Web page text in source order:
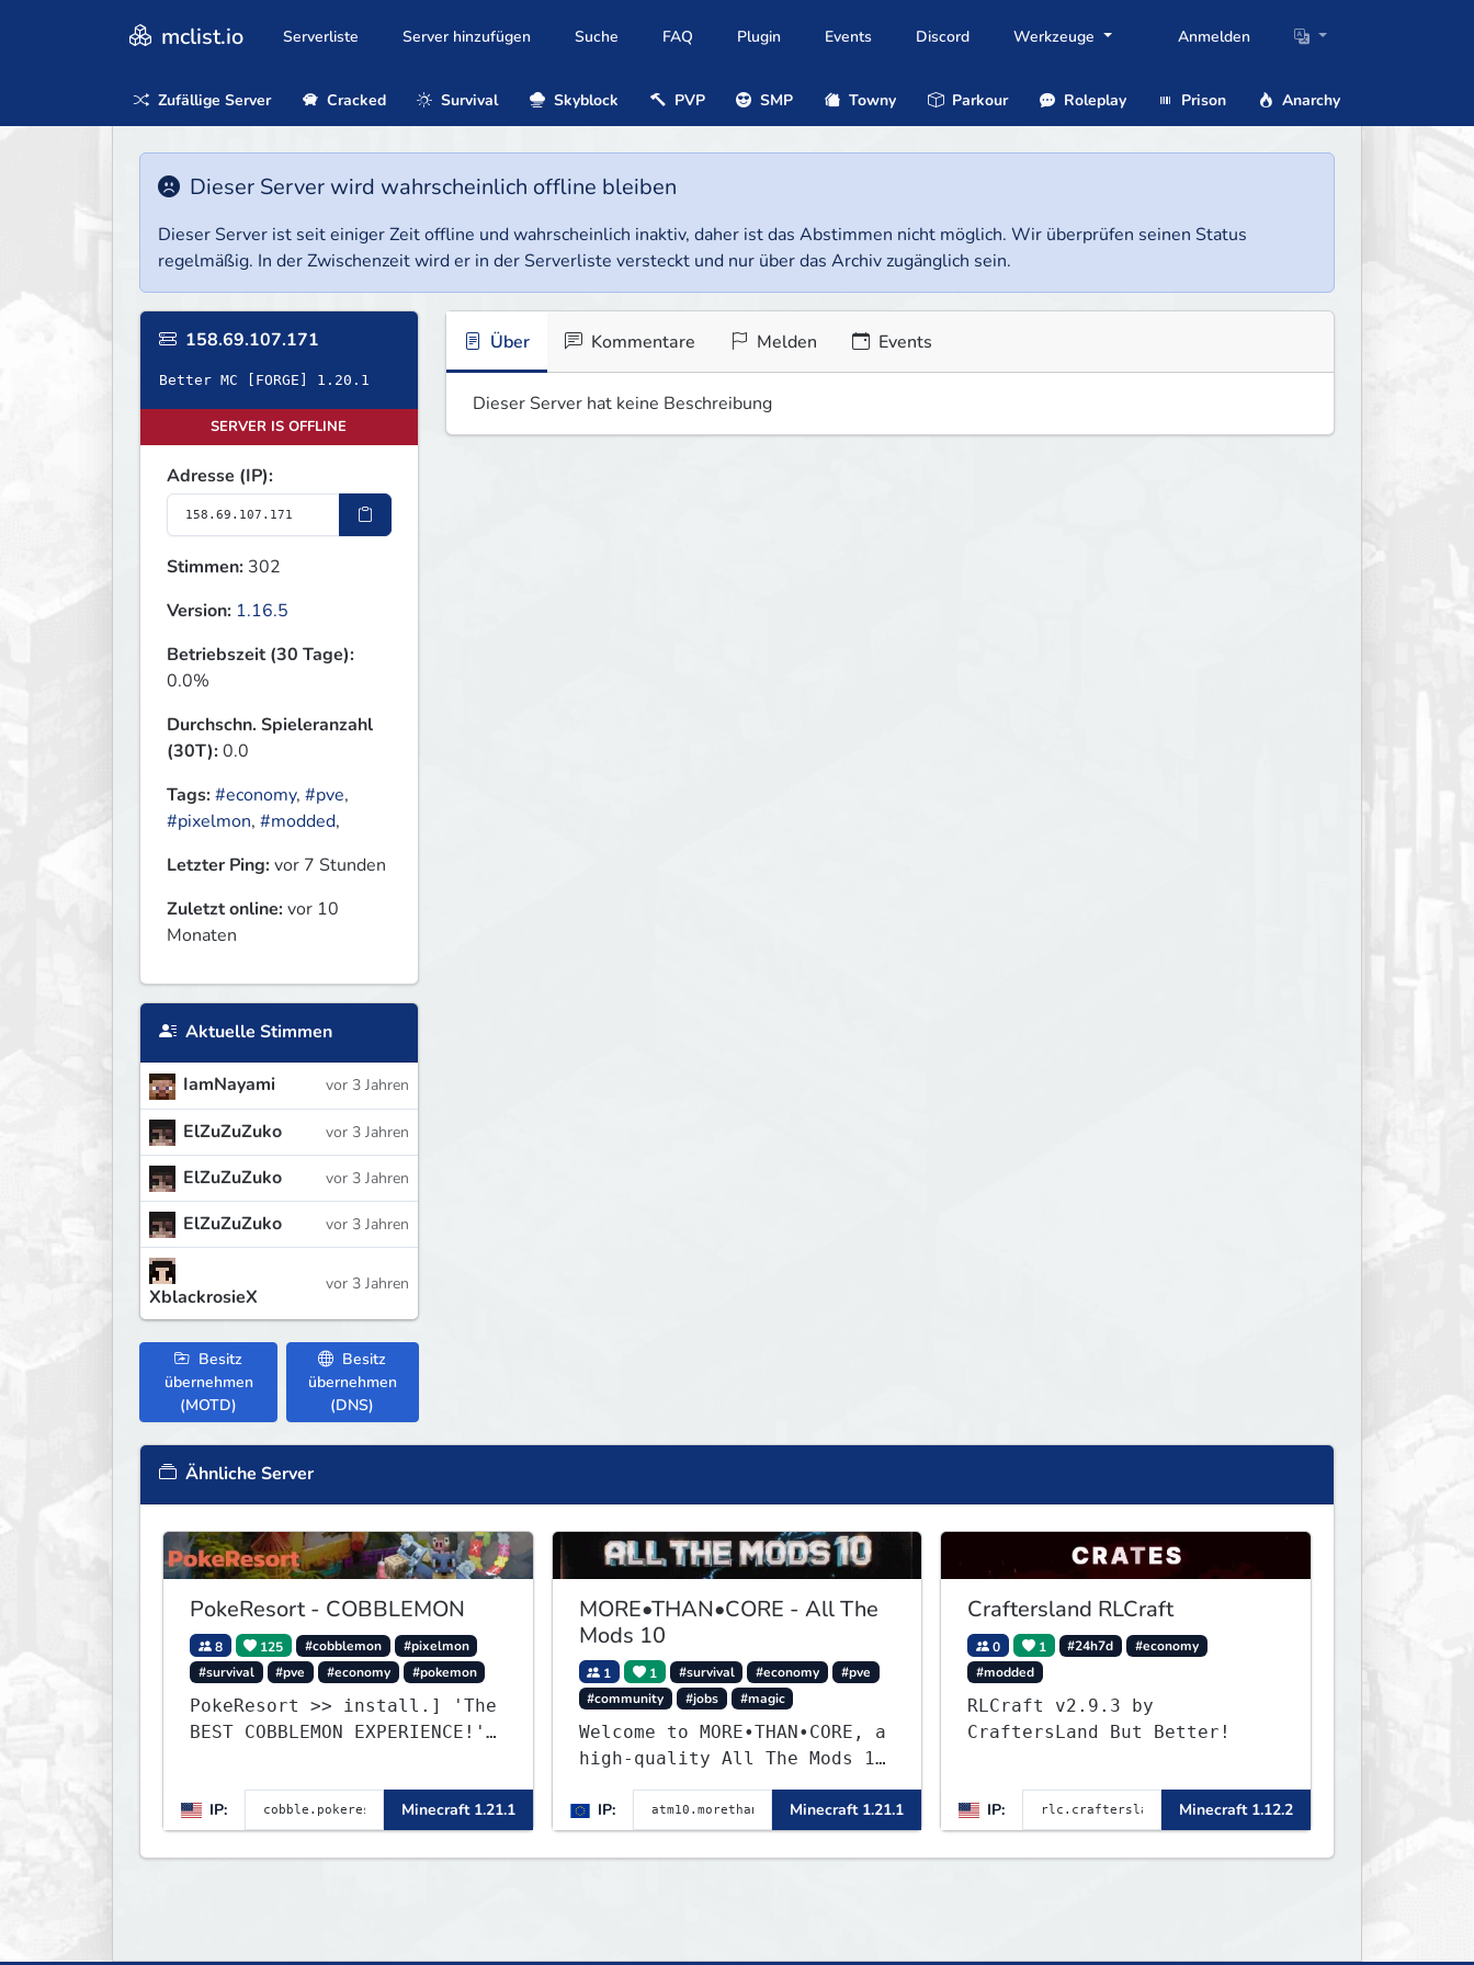
mclist.io Serverliste Server hinzufügen Suche FAQ Plugin Events Discord Werkzeuge Anmelden
Zufällige Server Cracked Survival Skyblock PVP SMP Towny Parkour Roleplay Prison Anarchy
Dieser Server wird wahrscheinlich offline bleiben
Dieser Server ist seit einiger Zeit offline und wahrscheinlich inaktiv, daher ist das Abstimmen nicht möglich. Wir überprüfen seinen Status
regelmäßig. In der Zwischenzeit wird er in der Serverliste versteckt und nur über das Archiv zugänglich sein.
158.69.107.171
Better MC [FORGE] 1.20.1
SERVER IS OFFLINE
Adresse (IP):
Stimmen: 302
Version: 1.16.5
Betriebszeit (30 Tage):
0.0%
Durchschn. Spieleranzahl
(30T):0.0
Tags:#economy, #pve,
#pixelmon, #modded,
Letzter Ping:vor 7 Stunden
Zuletzt online:vor 10
Monaten
Aktuelle Stimmen
IamNayami vor 3 Jahren
ElZuZuZuko vor 3 Jahren
ElZuZuZuko vor 3 Jahren
ElZuZuZuko vor 3 Jahren
XblackrosieX
vor 3 Jahren
Besitz
übernehmen
(MOTD)
Besitz
übernehmen
(DNS)
Über Kommentare Melden Events
Dieser Server hat keine Beschreibung
Ähnliche Server
PokeResort - COBBLEMON
8 125 #cobblemon
#pixelmon
#survival
#pve #economy #pokemon
PokeResort >> install.] 'The
BEST COBBLEMON EXPERIENCE!''
IP: Minecraft 1.21.1
MORE•THAN•CORE - All The
Mods 10
1 1 #survival #economy
#pve
#community
#jobs #magic
Welcome to MORE•THAN•CORE, a
high-quality All The Mods 10
Minecraft server built for
players who want a smooth,
polished, and rewarding
modded experience.
IP: Minecraft 1.21.1
Craftersland RLCraft
0 1 #24h7d
#economy
#modded
RLCraft v2.9.3 by
CraftersLand But Better!
IP: Minecraft 1.12.2